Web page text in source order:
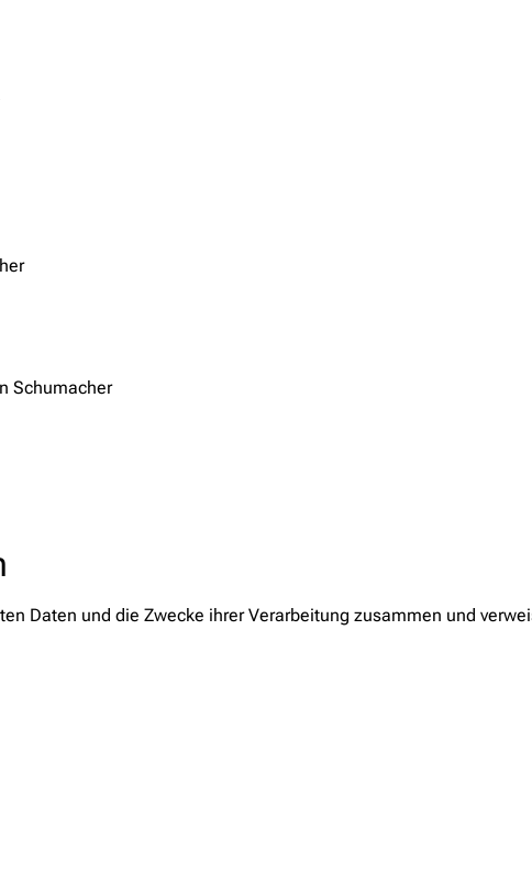
Schumacher
Daten und die Zwecke ihrer Verarbeitung zusammen und